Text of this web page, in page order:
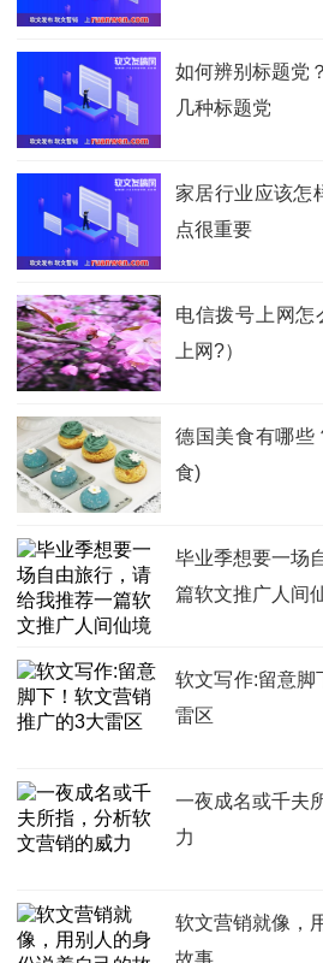
如何辨别标题党
几种标题党
家居行业应该怎
点很重要
电信拨号上网怎
上网?）
德国美食有哪些
食)
毕业季想要一场
篇软文推广人间
软文写作:留意脚
雷区
一夜成名或千夫
力
软文营销就像，
故事